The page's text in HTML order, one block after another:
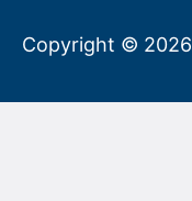
Copyright © 2026